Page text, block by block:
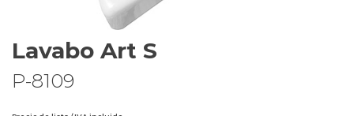
Lavabo Art S
P-8109